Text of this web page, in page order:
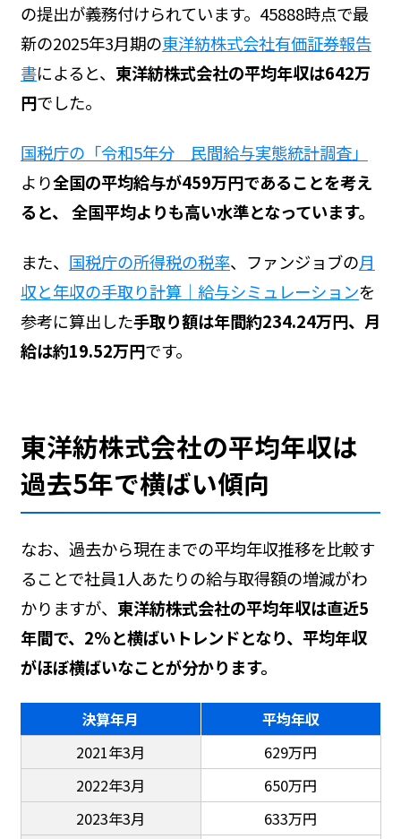
の提出が義務付けられています。45888時点で最
新の2025年3月期の東洋紡株式会社有価証券報告
書によると、 東洋紡株式会社の平均年収は642万
円でした。
国税庁の「令和5年分 民間給与実態統計調査」
より全国の平均給与が459万円であることを考え
ると、 全国平均よりも高い水準となっています。
また、 国税庁の所得税の税率、ファンジョブの月
収と年収の手取り計算｜給与シミュレーションを
参考に算出した手取り額は年間約234.24万円、月
給は約19.52万円です。
東洋紡株式会社の平均年収は
過去5年で横ばい傾向
なお、過去から現在までの平均年収推移を比較す
ることで社員1人あたりの給与取得額の増減がわ
かりますが、 東洋紡株式会社の平均年収は直近5
年間で、2%と横ばいトレンドとなり、平均年収
がほぼ横ばいなことが分かります。
決算年月
平均年収
2021年3月
629万円
2022年3月
650万円
2023年3月
633万円